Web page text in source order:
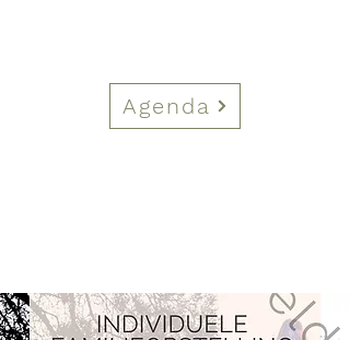
Agenda